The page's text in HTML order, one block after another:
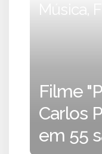
Música,
Filme
Carlos
em 55